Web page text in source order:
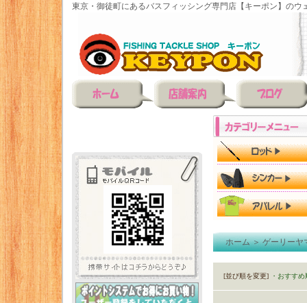
東京・御徒町にあるバスフィッシング専門店【キーポン】のウ
ホーム＞ゲーリーヤ
[並び順を変更] ・おすすめ